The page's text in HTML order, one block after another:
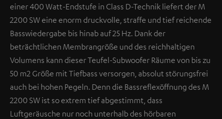
einer 400 Watt-Endstufe in Class D-Technik liefert der M
2200 SW eine enorm druckvolle, straffe und tief reichende
Basswiedergabe bis hinab auf 25 Hz. Dank der
beträchtlichen Membrangröße und des reichhaltigen
Volumens kann dieser Teufel-Subwoofer Räume von bis zu
50 m2 Größe mit Tiefbass versorgen, absolut störungsfrei
auch bei hohen Pegeln. Denn die Bassreflexöffnung des M
2200 SW ist so extrem tief abgestimmt, dass
Luftgeräusche nur noch unterhalb des hörbaren